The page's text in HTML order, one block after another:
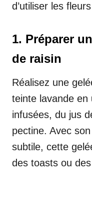
d’utiliser les
1. Préparer
de raisin
Réalisez une
teinte lavande en
infusées, du jus
pectine. Avec
subtile, cette
des toasts ou